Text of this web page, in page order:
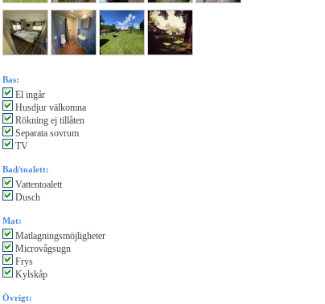
Bas:
El ingår
Husdjur välkomna
Rökning ej tillåten
Separata sovrum
TV
Bad/toalett:
Vattentoalett
Dusch
Mat:
Matlagningsmöjligheter
Microvågsugn
Frys
Kylskåp
Övrigt: